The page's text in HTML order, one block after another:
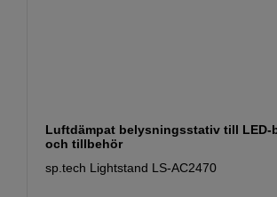
Luftdämpat belysningsstativ till
och tillbehör
sp.tech Lightstand LS-AC2470